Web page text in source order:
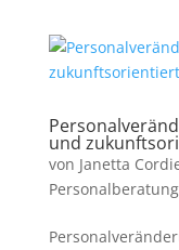
und
von Janetta
Personalberatung